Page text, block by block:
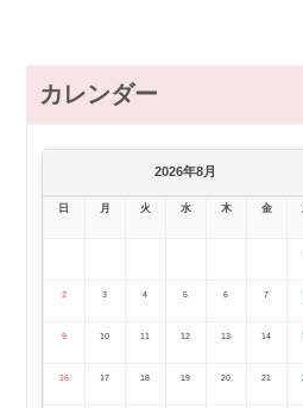
カレンダー
2026年8月
日 月 火 水 木 金
2 3 4 5 6 7
9 10 11 12 13 14
16 17 18 19 20 21